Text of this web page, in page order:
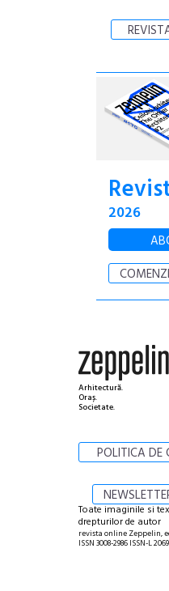
2026
COMENZI
Arhitectură.
Oraș.
Societate.
POLITICA DE
Toate imaginile si
drepturilor de autor
revista online Zeppelin,
ISSN 3008-2986 ISSN-L